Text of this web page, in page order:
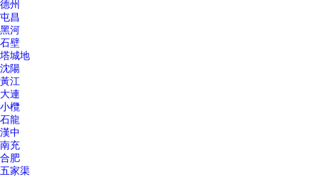
德州
屯昌
黑河
石壁
塔城地
沈陽
黃江
大連
小欖
石龍
漢中
南充
合肥
五家渠